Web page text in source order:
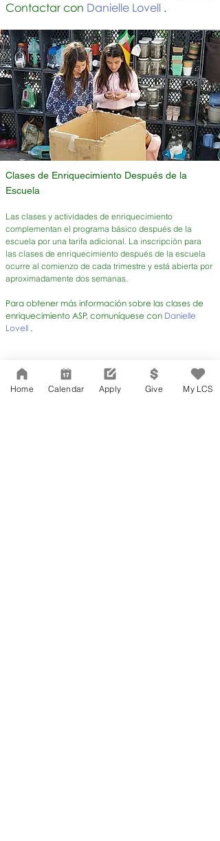
Contactar con Danielle Lovell .
Clases de Enriquecimiento Después de la
Escuela
Las clases y actividades de enriquecimiento
complementan el programa básico después de la
escuela por una tarifa adicional. La inscripción para
las clases de enriquecimiento después de la escuela
ocurre al comienzo de cada trimestre y está abierta por
aproximadamente dos semanas.
Para obtener más información sobre las clases de
enriquecimiento ASP, comuníquese con Danielle
Lovell .
Home Calendar Apply Give My LCS